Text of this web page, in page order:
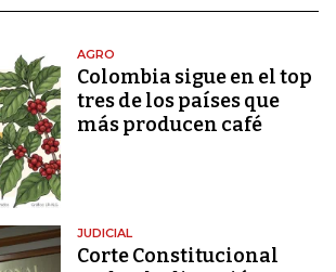
AGRO
Colombia sigue en el top
tres de los países que
más producen café
JUDICIAL
Corte Constitucional